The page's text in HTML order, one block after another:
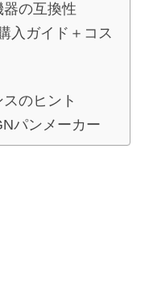
の互換性
入ガイド＋コス
のヒント
パンメーカー